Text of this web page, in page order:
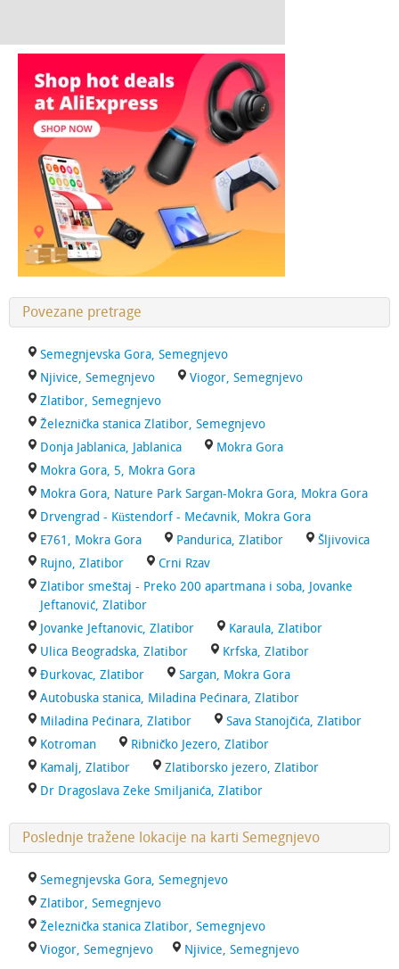
Povezane pretrage
Semegnjevska Gora, Semegnjevo
Njivice, Semegnjevo
Viogor, Semegnjevo
Zlatibor, Semegnjevo
Železnička stanica Zlatibor, Semegnjevo
Donja Jablanica, Jablanica
Mokra Gora
Mokra Gora, 5, Mokra Gora
Mokra Gora, Nature Park Sargan-Mokra Gora, Mokra Gora
Drvengrad - Küstendorf - Mećavnik, Mokra Gora
E761, Mokra Gora
Pandurica, Zlatibor
Šljivovica
Rujno, Zlatibor
Crni Rzav
Zlatibor smeštaj - Preko 200 apartmana i soba, Jovanke
Jeftanović, Zlatibor
Jovanke Jeftanovic, Zlatibor
Karaula, Zlatibor
Ulica Beogradska, Zlatibor
Krfska, Zlatibor
Đurkovac, Zlatibor
Sargan, Mokra Gora
Autobuska stanica, Miladina Pećinara, Zlatibor
Miladina Pećinara, Zlatibor
Sava Stanojčića, Zlatibor
Kotroman
Ribničko Jezero, Zlatibor
Kamalj, Zlatibor
Zlatiborsko jezero, Zlatibor
Dr Dragoslava Zeke Smiljanića, Zlatibor
Poslednje tražene lokacije na karti Semegnjevo
Semegnjevska Gora, Semegnjevo
Zlatibor, Semegnjevo
Železnička stanica Zlatibor, Semegnjevo
Viogor, Semegnjevo
Njivice, Semegnjevo